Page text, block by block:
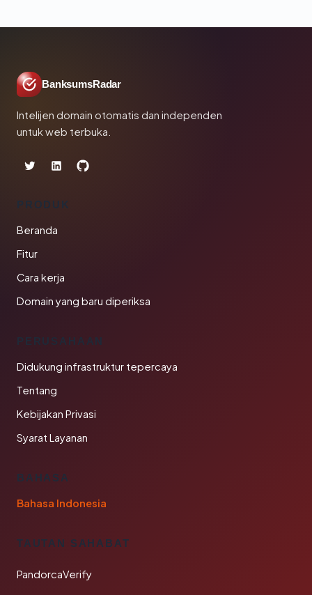
BanksumsRadar
Intelijen domain otomatis dan independen
untuk web terbuka.
PRODUK
Beranda
Fitur
Cara kerja
Domain yang baru diperiksa
PERUSAHAAN
Didukung infrastruktur tepercaya
Tentang
Kebijakan Privasi
Syarat Layanan
BAHASA
Bahasa Indonesia
TAUTAN SAHABAT
PandorcaVerify